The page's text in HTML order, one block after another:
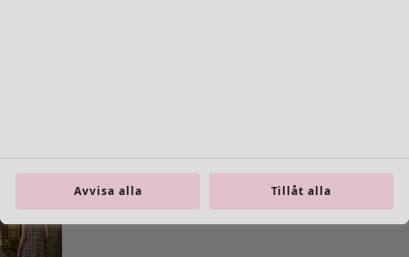
Avvisa alla Tillåt alla